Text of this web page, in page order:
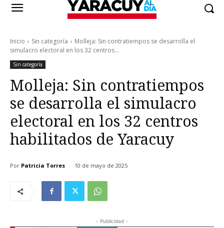
Inicio Sin categoría
Molleja: Sin contratiempos se desarrolla el
simulacro electoral en los 32 centros...
Sin categoría
Molleja: Sin contratiempos
se desarrolla el simulacro
electoral en los 32 centros
habilitados de Yaracuy
Por Patricia Torres 10 de mayo de 2025
- Publicidad -